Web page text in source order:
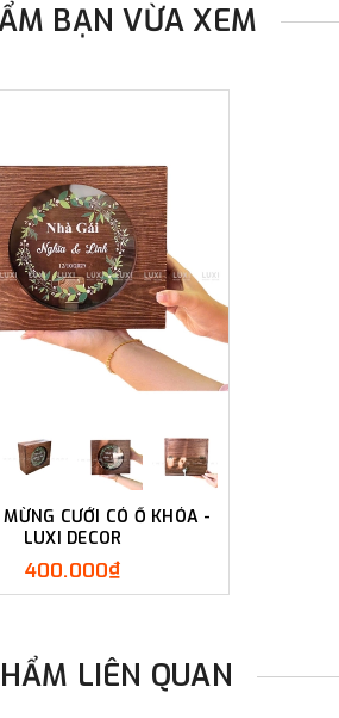
BẠN VỪA XEM
MỪNG CƯỚI CÓ Ổ KHÓA -
LUXI DECOR
400.000₫
LIÊN QUAN